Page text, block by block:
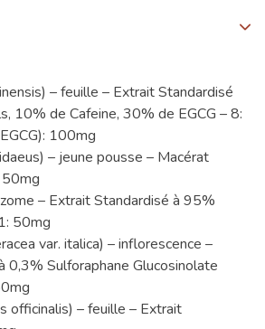
– feuille – Extrait Standardisé
10% de Cafeine, 30% de EGCG – 8:
100mg
– jeune pousse – Macérat
– Extrait Standardisé à 95%
50mg
var. italica) – inflorescence –
0,3% Sulforaphane Glucosinolate
officinalis) – feuille – Extrait